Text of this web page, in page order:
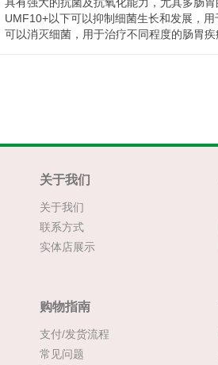
UMF10+以下可以抑制细菌生长和发展，
可以消灭细菌，用于治疗不同程度的肠胃疾
关于我们
关于我们
联系方式
实体店展示
购物指南
支付/发货流程
常见问题